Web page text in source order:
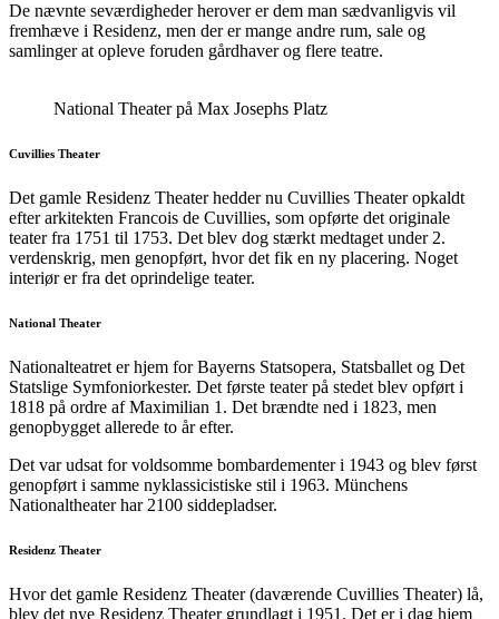
De nævnte seværdigheder herover er dem man sædvanligvis vil
fremhæve i Residenz, men der er mange andre rum, sale og
samlinger at opleve foruden gårdhaver og flere teatre.
National Theater på Max Josephs Platz
Cuvillies Theater
Det gamle Residenz Theater hedder nu Cuvillies Theater opkaldt
efter arkitekten Francois de Cuvillies, som opførte det originale
teater fra 1751 til 1753. Det blev dog stærkt medtaget under 2.
verdenskrig, men genopført, hvor det fik en ny placering. Noget
interiør er fra det oprindelige teater.
National Theater
Nationalteatret er hjem for Bayerns Statsopera, Statsballet og Det
Statslige Symfoniorkester. Det første teater på stedet blev opført i
1818 på ordre af Maximilian 1. Det brændte ned i 1823, men
genopbygget allerede to år efter.
Det var udsat for voldsomme bombardementer i 1943 og blev først
genopført i samme nyklassicistiske stil i 1963. Münchens
Nationaltheater har 2100 siddepladser.
Residenz Theater
Hvor det gamle Residenz Theater (daværende Cuvillies Theater) lå,
blev det nye Residenz Theater grundlagt i 1951. Det er i dag hjem